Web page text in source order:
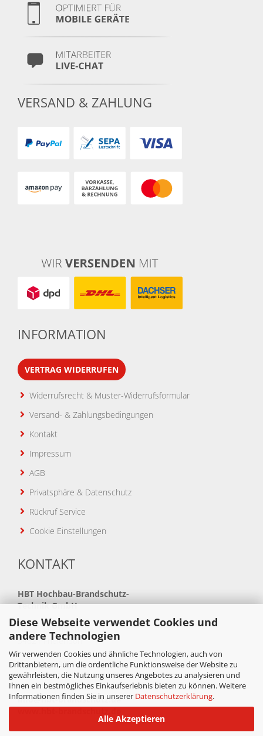
Diese Webseite verwendet Cookies und
andere Technologien
Wir verwenden Cookies und ähnliche Technologien, auch von
Drittanbietern, um die ordentliche Funktionsweise der Website zu
gewährleisten, die Nutzung unseres Angebotes zu analysieren und
Ihnen ein bestmögliches Einkaufserlebnis bieten zu können. Weitere
Informationen finden Sie in unserer Datenschutzerklärung.
Alle Akzeptieren
VERSAND & ZAHLUNG
INFORMATION
VERTRAG WIDERRUFEN
Widerrufsrecht & Muster-Widerrufsformular
Versand- & Zahlungsbedingungen
Kontakt
Impressum
AGB
Privatsphäre & Datenschutz
Rückruf Service
Cookie Einstellungen
KONTAKT
HBT Hochbau-Brandschutz-
Technik GmbH
Neue Bahnhofstraße 41
34621 Frielendorf
Telefon: +49(0)5684 99880
Telefax: +49(0)5684 998888
info@hbt-brandschutz.de